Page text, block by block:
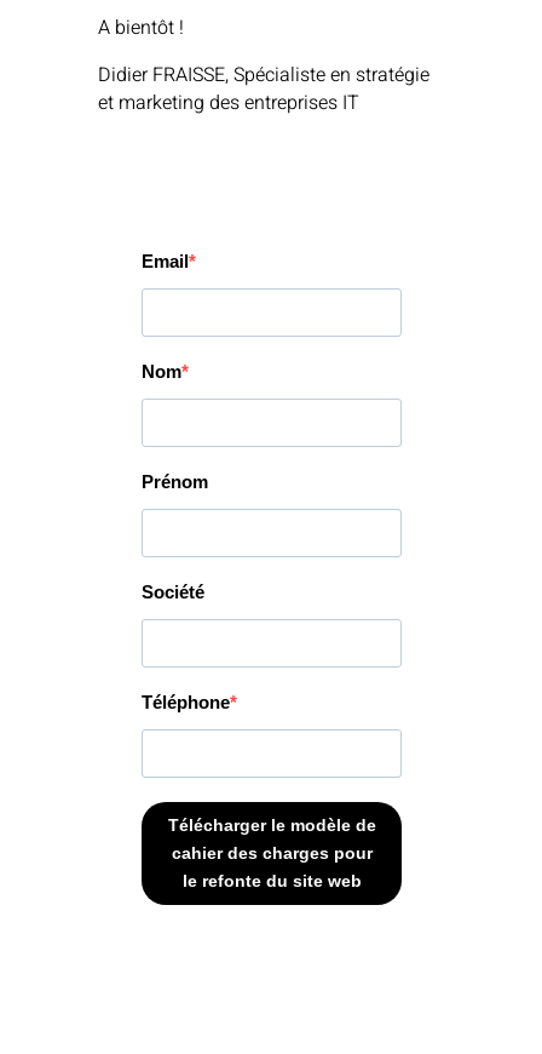
A bientôt !
Didier FRAISSE,Spécialiste en stratégie
et marketing des entreprises IT